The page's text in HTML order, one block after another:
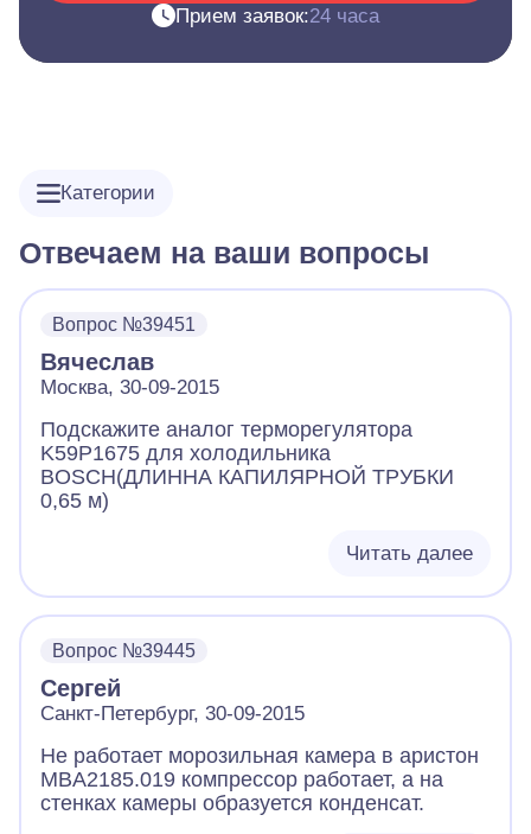
Прием заявок:24 часа
Категории
Отвечаем на ваши вопросы
Вопрос №39451
Вячеслав
Москва, 30-09-2015
Подскажите аналог терморегулятора
K59P1675 для холодильника
BOSCH(ДЛИННА КАПИЛЯРНОЙ ТРУБКИ
0,65 м)
Читать далее
Вопрос №39445
Сергей
Санкт-Петербург, 30-09-2015
Не работает морозильная камера в аристон
MBA2185.019 компрессор работает, а на
стенках камеры образуется конденсат.